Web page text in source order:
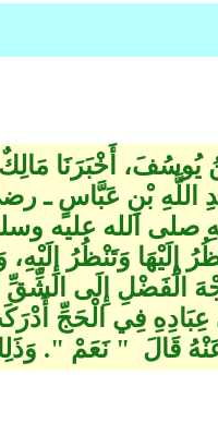
يُوسُفَ، أَخْبَرَنَا
اللَّهِ بْنِ عَبَّاسٍ ـ
صلى الله عليه
إِلَيْهَا وَتَنْظُرُ
إِلَى الشِّقِّ
فِي الْحَجِّ
عَنْهُ قَالَ ‏ "‏ نَعَمْ ‏"‏‏.‏